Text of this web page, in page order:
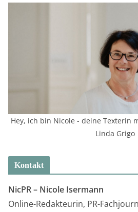
Hey, ich bin Nicole - deine Texterin
Linda Grigo
Kontakt
NicPR – Nicole Isermann
Online-Redakteurin, PR-